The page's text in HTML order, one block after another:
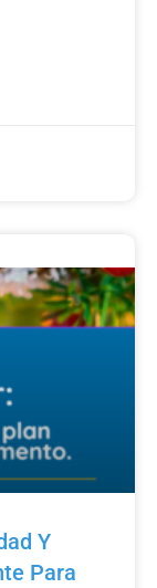
Y
Para